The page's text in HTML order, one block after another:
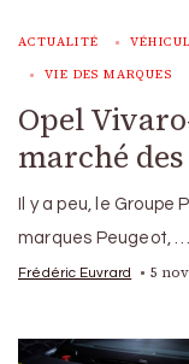
ACTUALITÉ
VIE DES MARQUES
Opel
marché
Il y a peu, le
marques Peugeot, …
Frédéric Euvrard 5